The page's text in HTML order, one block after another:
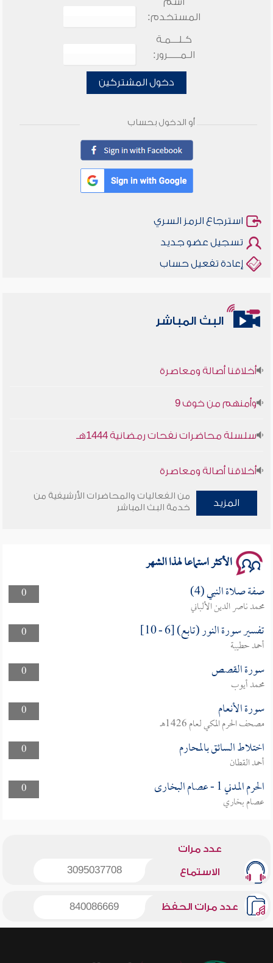
المستخدم:
كـلـــمـة
الـمـــــرور:
دخول المشتركين
أو الدخول بحساب
استرجاع الرمز السري
تسجيل عضو جديد
إعادة تفعيل حساب
البث المباشر
أخلاقنا أصالة ومعاصرة
وأمنهم من خوف 9
سلسلة محاضرات نفحات رمضانية 1444هـ
أخلاقنا أصالة ومعاصرة
وأمنهم من خوف 9
المزيد
من الفعاليات والمحاضرات الأرشيفية من
خدمة البث المباشر
الأكثر استماعا لهذا الشهر
0 صفة صلاة النبي (4)
محمد ناصر الدين الألباني
0
تفسير سورة النور (تابع) [6 - 10]
أحمد حطيبة
0
سورة القصص
محمد أيوب
0
سورة الأنعام
مصحف الحرم المكي لعام 1426هـ
0
اختلاط السائق بالمحارم
أحمد القطان
0
الحرم المدني 1 - عصام البخارى
عصام بخاري
عدد مرات
الاستماع 3095037708
عدد مرات الحفظ 840086669